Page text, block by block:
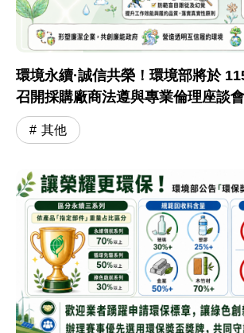
環境永續·誠信共榮！環境部將於
召開採購廠商法遵與專業倫理座談會
其他